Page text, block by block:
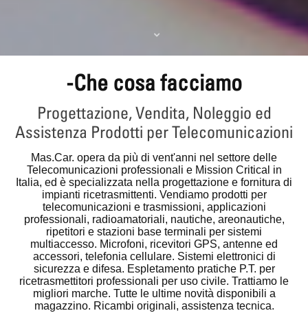
-Che cosa facciamo
Progettazione, Vendita, Noleggio ed
Assistenza Prodotti per Telecomunicazioni
Mas.Car. opera da più di vent'anni nel settore delle
Telecomunicazioni professionali e Mission Critical in
Italia, ed è specializzata nella progettazione e fornitura di
impianti ricetrasmittenti. Vendiamo prodotti per
telecomunicazioni e trasmissioni, applicazioni
professionali, radioamatoriali, nautiche, areonautiche,
ripetitori e stazioni base terminali per sistemi
multiaccesso. Microfoni, ricevitori GPS, antenne ed
accessori, telefonia cellulare. Sistemi elettronici di
sicurezza e difesa. Espletamento pratiche P.T. per
ricetrasmettitori professionali per uso civile. Trattiamo le
migliori marche. Tutte le ultime novità disponibili a
magazzino. Ricambi originali, assistenza tecnica.